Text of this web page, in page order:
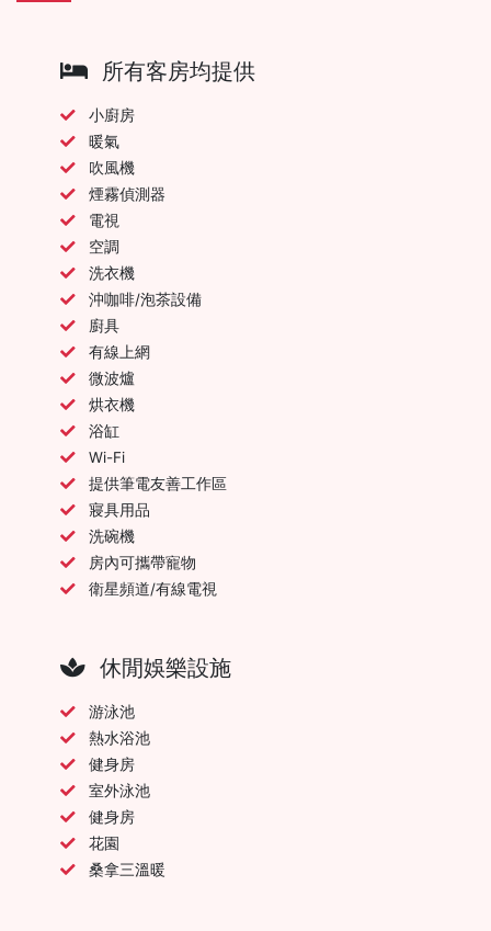
所有客房均提供
小廚房
暖氣
吹風機
煙霧偵測器
電視
空調
洗衣機
沖咖啡/泡茶設備
廚具
有線上網
微波爐
烘衣機
浴缸
Wi-Fi
提供筆電友善工作區
寢具用品
洗碗機
房內可攜帶寵物
衛星頻道/有線電視
休閒娛樂設施
游泳池
熱水浴池
健身房
室外泳池
健身房
花園
桑拿三溫暖